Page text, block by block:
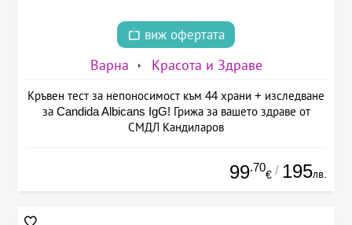
виж офертата
Варна Красота и Здраве
Кръвен тест за непоносимост към 44 храни + изследване
за Candida Albicans IgG! Грижа за вашето здраве от
СМДЛ Кандиларов
99.70
€ / 195лв.